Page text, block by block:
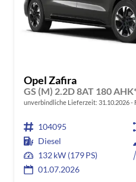
Opel Zafira
unverbindliche Lieferzeit: 31.10.2026
104095
Diesel
132 kW (179 PS)
01.07.2026